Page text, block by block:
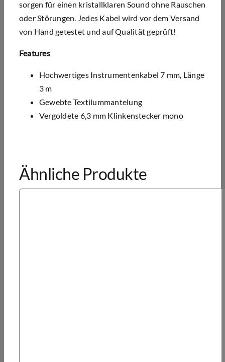
sorgen für einen kristallklaren Sound ohne Rauschen
oder Störungen. Jedes Kabel wird vor dem Versand
von Hand getestet und auf Qualität geprüft!
Features
Hochwertiges Instrumentenkabel 7 mm, Länge
3 m
Gewebte Textilummantelung
Vergoldete 6,3 mm Klinkenstecker mono
Ähnliche Produkte